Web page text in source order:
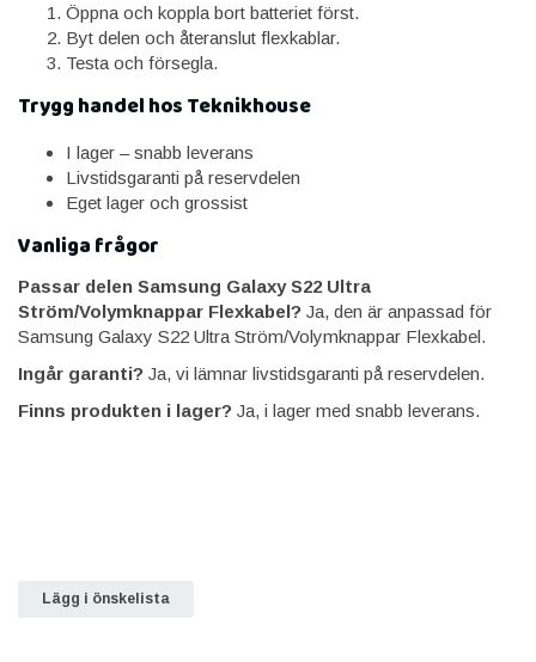
Öppna och koppla bort batteriet först.
Byt delen och återanslut flexkablar.
Testa och försegla.
Trygg handel hos Teknikhouse
I lager – snabb leverans
Livstidsgaranti på reservdelen
Eget lager och grossist
Vanliga frågor
Passar delen Samsung Galaxy S22 Ultra
Ström/Volymknappar Flexkabel? Ja, den är anpassad för
Samsung Galaxy S22 Ultra Ström/Volymknappar Flexkabel.
Ingår garanti? Ja, vi lämnar livstidsgaranti på reservdelen.
Finns produkten i lager? Ja, i lager med snabb leverans.
Lägg i önskelista